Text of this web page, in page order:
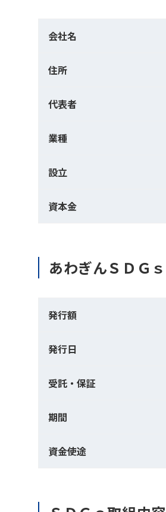
会社名
住所
代表者
業種
設立
資本金
あわぎんＳＤＧ
発行額
発行日
受託・保証
期間
資金使途